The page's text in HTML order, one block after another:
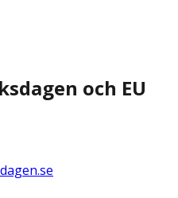
och EU